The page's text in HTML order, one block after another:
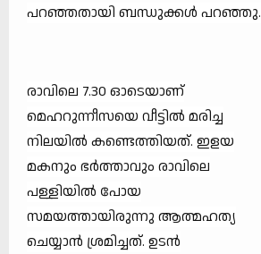
പറഞ്ഞതായി ബന്ധുക്കള്‍ പറഞ്ഞു.
രാവിലെ 7.30 ഓടെയാണ്
മെഹറുന്നീസയെ വീട്ടില്‍ മരിച്ച
നിലയില്‍ കണ്ടെത്തിയത്. ഇളയ
മകനും ഭര്‍ത്താവും രാവിലെ
പള്ളിയില്‍ പോയ
സമയത്തായിരുന്നു ആത്മഹത്യ
ചെയ്യാന്‍ ശ്രമിച്ചത്. ഉടന്‍